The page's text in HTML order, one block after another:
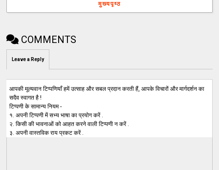
मुख्यपृष्ठ
COMMENTS
Leave a Reply
आपकी मूल्यवान टिप्पणियाँ हमें उत्साह और सबल प्रदान करती हैं, आपके विचारों और मार्गदर्शन का
सदैव स्वागत है !
टिप्पणी के सामान्य नियम -
१. अपनी टिप्पणी में सभ्य भाषा का प्रयोग करें .
२. किसी की भावनाओं को आहत करने वाली टिप्पणी न करें .
३. अपनी वास्तविक राय प्रकट करें .